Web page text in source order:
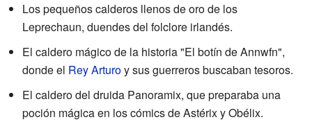
Los pequeños calderos llenos de oro de los
Leprechaun, duendes del folclore irlandés.
El caldero mágico de la historia "El botín de Annwfn",
donde el Rey Arturoy sus guerreros buscaban tesoros.
El caldero del druida Panoramix, que preparaba una
poción mágica en los cómics de Astérix y Obélix.